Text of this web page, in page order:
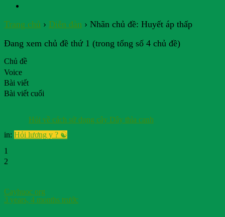
Trang chủ › Diễn đàn › Nhãn chủ đề: Huyết áp thấp
Đang xem chủ đề thứ 1 (trong tổng số 4 chủ đề)
Chủ đề
Voice
Bài viết
Bài viết cuối
Hỏi về cách sử dụng cây Dây thìa canh
in: Hỏi lương y ? ☯️
1
2
Cayhuoc org
3 years, 4 months trước